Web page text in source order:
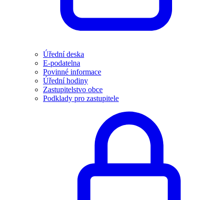
Úřední deska
E-podatelna
Povinné informace
Úřední hodiny
Zastupitelstvo obce
Podklady pro zastupitele